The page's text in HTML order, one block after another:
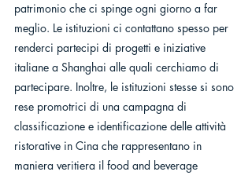
patrimonio che ci spinge ogni giorno a far
meglio. Le istituzioni ci contattano spesso per
renderci partecipi di progetti e iniziative
italiane a Shanghai alle quali cerchiamo di
partecipare. Inoltre, le istituzioni stesse si sono
rese promotrici di una campagna di
classificazione e identificazione delle attività
ristorative in Cina che rappresentano in
maniera veritiera il food and beverage